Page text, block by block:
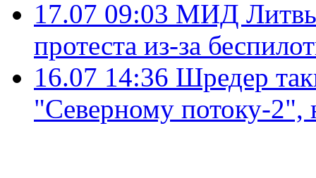
17.07 09:03 МИД Литвы
протеста из-за
16.07 14:36 Шредер
"Северному потоку-2",